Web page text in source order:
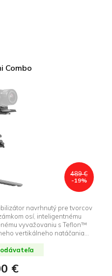
Combo
489 €
-19%
navrhnutý pre tvorcov
osí, inteligentnému
vyvažovaniu s Teflon™
vertikálneho natáčania
filmárov a kreatívnych
svoju produkciu na vyššiu
s príslušenstvom.
€